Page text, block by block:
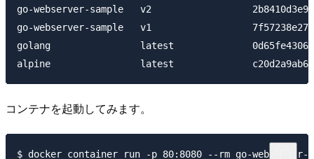
go-webserver-sample   v2
go-webserver-sample   v1
golang                latest
コンテナを起動してみます。